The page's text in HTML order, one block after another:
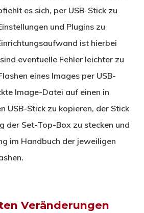
es sich, per USB-Stick zu
und Plugins zu
ist hierbei
eventuelle Fehler leichter zu
eines Images per USB-
Image-Datei auf einen in
USB-Stick zu kopieren, der Stick
der Set-Top-Box zu stecken und
im Handbuch der jeweiligen
Veränderungen